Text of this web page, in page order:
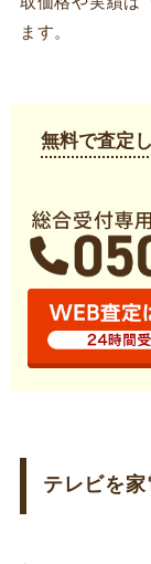
ます。
無料で査定
テレビを家